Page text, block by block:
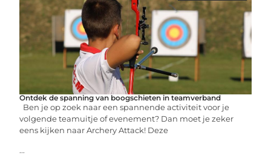
Ontdek de spanning van boogschieten in teamverband
Ben je op zoek naar een spannende activiteit voor je
volgende teamuitje of evenement? Dan moet je zeker
eens kijken naar Archery Attack! Deze
...